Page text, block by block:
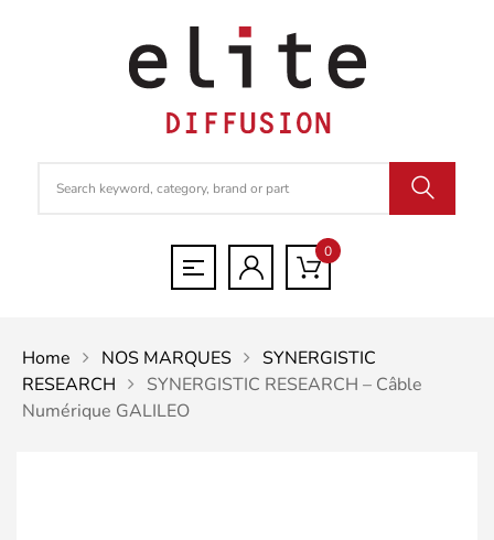
0
Home NOS MARQUES
SYNERGISTIC
RESEARCH
SYNERGISTIC RESEARCH – Câble
Numérique GALILEO